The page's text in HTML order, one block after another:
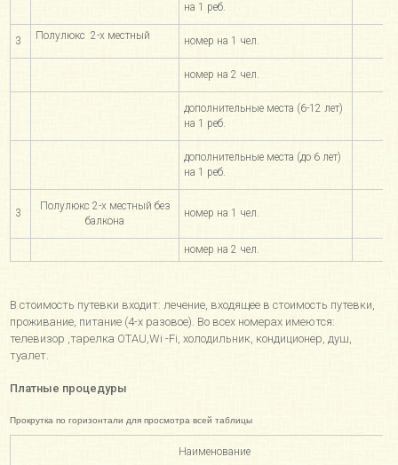
на 1 реб.
3 Полулюкс 2-х местный номер на 1 чел.
номер на 2 чел.
дополнительные места (6-12 лет)
на 1 реб.
дополнительные места (до 6 лет)
на 1 реб.
3
Полулюкс 2-х местный без
балкона
номер на 1 чел.
номер на 2 чел.
В стоимость путевки входит: лечение, входящее в стоимость путевки,
проживание, питание (4-х разовое). Во всех номерах имеются:
телевизор ,тарелка OTAU,Wi -Fi, холодильник, кондиционер, душ,
туалет.
Платные процедуры
Наименование